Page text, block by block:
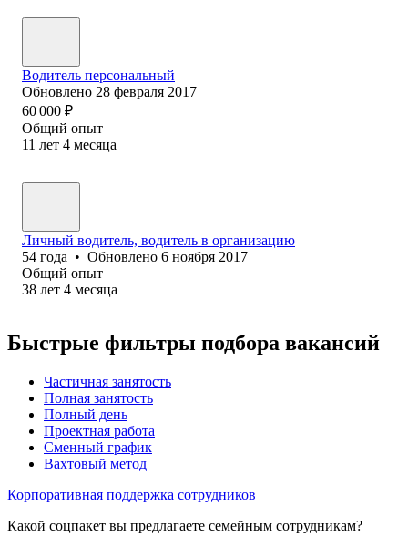
Водитель персональный
Обновлено 28 февраля 2017
60 000 ₽
Общий опыт
11 лет 4 месяца
Личный водитель, водитель в организацию
54 года • Обновлено 6 ноября 2017
Общий опыт
38 лет 4 месяца
Быстрые фильтры подбора вакансий
Частичная занятость
Полная занятость
Полный день
Проектная работа
Сменный график
Вахтовый метод
Корпоративная поддержка сотрудников
Какой соцпакет вы предлагаете семейным сотрудникам?